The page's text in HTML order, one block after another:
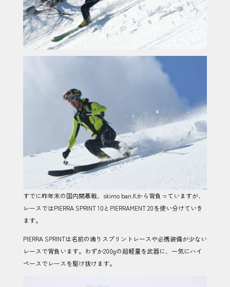
すでに昨年末の国内開幕戦、skimo ban.Kから背負っていますが、
レースではPIERRA SPRINT 10とPIERRAMENT 20を使い分けていき
ます。
PIERRA SPRINTは名前の通りスプリントレースや必携装備が少ない
レースで背負います。わずか200gの超軽量を武器に、一気にハイ
ペースでレースを駆け抜けます。